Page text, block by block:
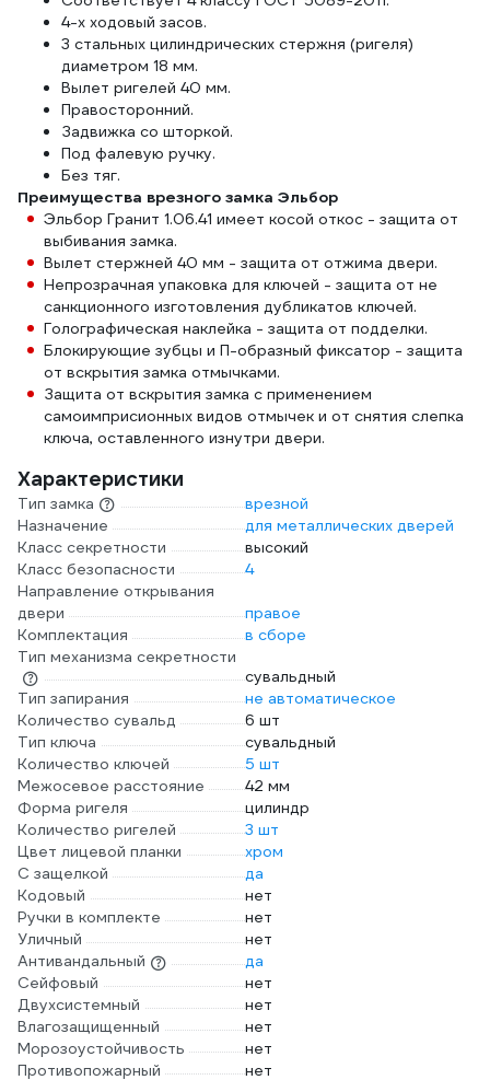
4-х ходовый засов.
3 стальных цилиндрических стержня (ригеля)
диаметром 18 мм.
Вылет ригелей 40 мм.
Правосторонний.
Задвижка со шторкой.
Под фалевую ручку.
Без тяг.
Преимущества врезного замка Эльбор
Эльбор Гранит 1.06.41 имеет косой откос - защита от
выбивания замка.
Вылет стержней 40 мм - защита от отжима двери.
Непрозрачная упаковка для ключей - защита от не
санкционного изготовления дубликатов ключей.
Голографическая наклейка - защита от подделки.
Блокирующие зубцы и П-образный фиксатор - защита
от вскрытия замка отмычками.
Защита от вскрытия замка с применением
самоимприсионных видов отмычек и от снятия слепка
ключа, оставленного изнутри двери.
Характеристики
Тип замка
врезной
Назначение
для металлических дверей
Класс секретности
высокий
Класс безопасности
4
Направление открывания
двери
правое
Комплектация
в сборе
Тип механизма секретности
сувальдный
Тип запирания
не автоматическое
Количество сувальд
6 шт
Тип ключа
сувальдный
Количество ключей
5 шт
Межосевое расстояние
42 мм
Форма ригеля
цилиндр
Количество ригелей
3 шт
Цвет лицевой планки
хром
С защелкой
да
Кодовый
нет
Ручки в комплекте
нет
Уличный
нет
Антивандальный
да
Сейфовый
нет
Двухсистемный
нет
Влагозащищенный
нет
Морозоустойчивость
нет
Противопожарный
нет